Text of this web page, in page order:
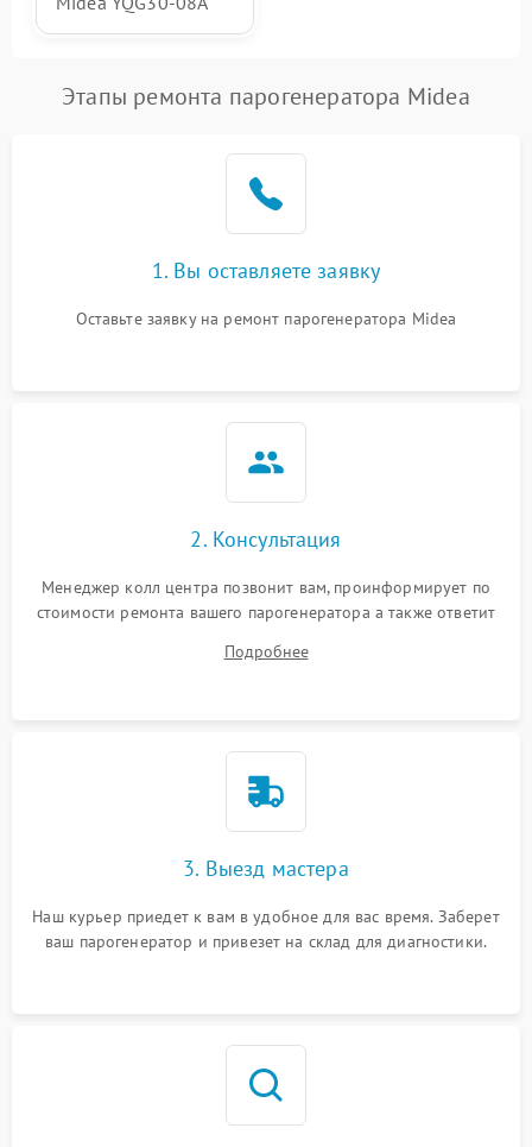
Этапы ремонта парогенератора Midea
1. Вы оставляете заявку
Оставьте заявку на ремонт парогенератора Midea
2. Консультация
Менеджер колл центра позвонит вам, проинформирует по
стоимости ремонта вашего парогенератора а также ответит
Подробнее
3. Выезд мастера
Наш курьер приедет к вам в удобное для вас время. Заберет
ваш парогенератор и привезет на склад для диагностики.